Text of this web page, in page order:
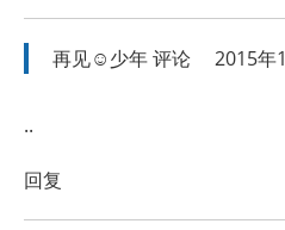
再见☺少年评论 2015年
..
回复